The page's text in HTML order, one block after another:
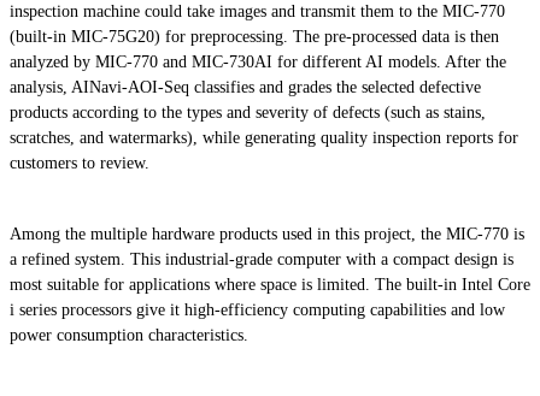
inspection machine could take images and transmit them to the MIC-770
(built-in MIC-75G20) for preprocessing. The pre-processed data is then
analyzed by MIC-770 and MIC-730AI for different AI models. After the
analysis, AINavi-AOI-Seq classifies and grades the selected defective
products according to the types and severity of defects (such as stains,
scratches, and watermarks), while generating quality inspection reports for
customers to review.
Among the multiple hardware products used in this project, the MIC-770 is
a refined system. This industrial-grade computer with a compact design is
most suitable for applications where space is limited. The built-in Intel Core
i series processors give it high-efficiency computing capabilities and low
power consumption characteristics.